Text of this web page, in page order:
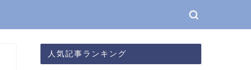
人気記事ランキング